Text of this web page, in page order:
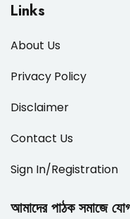
Links
About Us
Privacy Policy
Disclaimer
Contact Us
Sign In/Registration
আমাদের পাঠক সমাজে